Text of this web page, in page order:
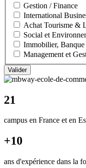
Gestion / Finance
International
Achat Tourisme &
Social et
Immobilier,
Management et
21
campus en France et en
+10
ans d'expérience dans la